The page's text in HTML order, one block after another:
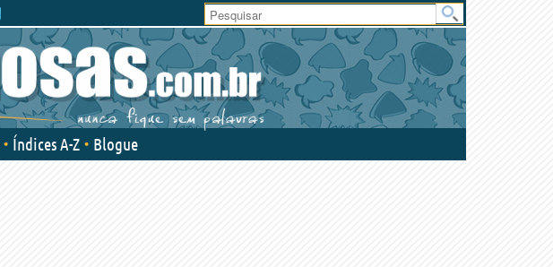
Área
do
Usuário
Índices A-Z Blogue